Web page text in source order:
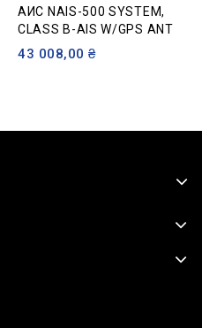
АИС NAIS-500 SYSTEM,
CLASS B-AIS W/GPS ANT
43 008,00 ₴